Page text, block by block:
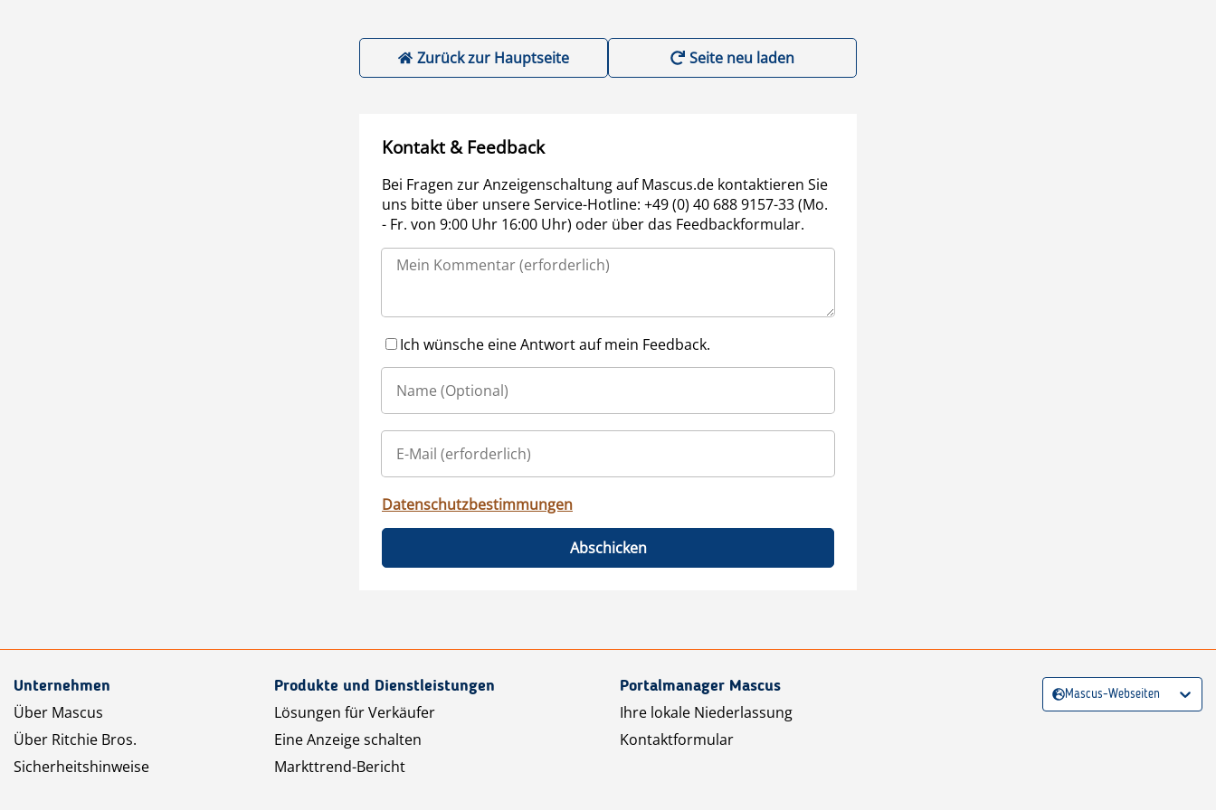
Zurück zur Hauptseite Seite neu laden
Kontakt & Feedback
Bei Fragen zur Anzeigenschaltung auf Mascus.de kontaktieren Sie
uns bitte über unsere Service-Hotline: +49 (0) 40 688 9157-33 (Mo.
- Fr. von 9:00 Uhr 16:00 Uhr) oder über das Feedbackformular.
Ich wünsche eine Antwort auf mein Feedback.
Datenschutzbestimmungen
Abschicken
Unternehmen
Über Mascus
Über Ritchie Bros.
Sicherheitshinweise
Produkte und Dienstleistungen
Lösungen für Verkäufer
Eine Anzeige schalten
Markttrend-Bericht
Portalmanager Mascus
Ihre lokale Niederlassung
Kontaktformular
Mascus-Webseiten